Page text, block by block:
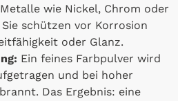
wie Nickel, Chrom oder
schützen vor Korrosion
oder Glanz.
Ein feines Farbpulver wird
und bei hoher
Das Ergebnis: eine